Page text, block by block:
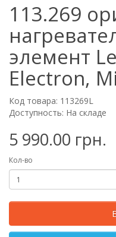
113.269
элемент
Electron,
Код товара: 113269L
Доступность: На складе
5 990.00 грн.
Кол-во